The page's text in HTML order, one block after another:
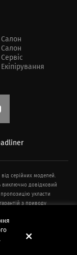
Салон
Салон
Сервіс
Екіпірування
серійних моделей.
виключно довідковий
укласти
з приводу
ціни,
в
без попереднього